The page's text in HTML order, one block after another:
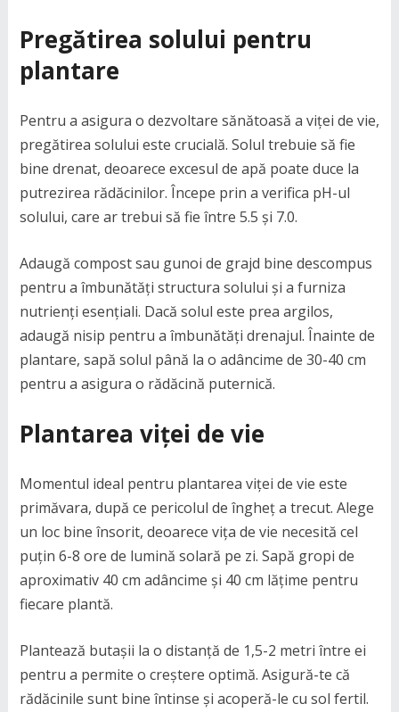
Pregătirea solului pentru
plantare
Pentru a asigura o dezvoltare sănătoasă a viței de vie,
pregătirea solului este crucială. Solul trebuie să fie
bine drenat, deoarece excesul de apă poate duce la
putrezirea rădăcinilor. Începe prin a verifica pH-ul
solului, care ar trebui să fie între 5.5 și 7.0.
Adaugă compost sau gunoi de grajd bine descompus
pentru a îmbunătăți structura solului și a furniza
nutrienți esențiali. Dacă solul este prea argilos,
adaugă nisip pentru a îmbunătăți drenajul. Înainte de
plantare, sapă solul până la o adâncime de 30-40 cm
pentru a asigura o rădăcină puternică.
Plantarea viței de vie
Momentul ideal pentru plantarea viței de vie este
primăvara, după ce pericolul de îngheț a trecut. Alege
un loc bine însorit, deoarece vița de vie necesită cel
puțin 6-8 ore de lumină solară pe zi. Sapă gropi de
aproximativ 40 cm adâncime și 40 cm lățime pentru
fiecare plantă.
Plantează butașii la o distanță de 1,5-2 metri între ei
pentru a permite o creștere optimă. Asigură-te că
rădăcinile sunt bine întinse și acoperă-le cu sol fertil.